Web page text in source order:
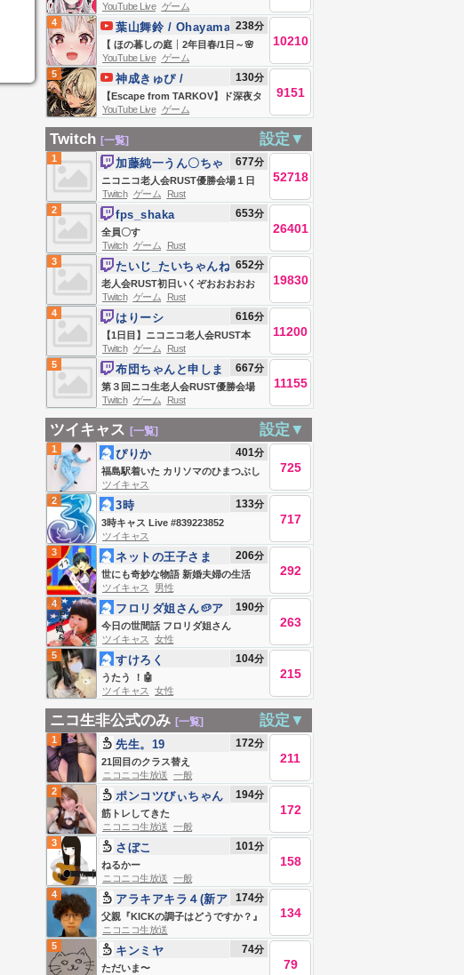
超名作をついに知る！！ドラゴンボ
ールの世界にいくぞおおおおおおお
おおお【にじさんじ所属 ／ 石神のぞ
み】
Nozomi【にじさん
じ】
YouTube Live ゲーム
4
【 ほの暮しの庭┊︎2年目春/1日～🌸
】ストーリークリアまで！少し不穏
なスローライフ！？王覇山、入村
😨。（ 暮らし、ときどき、―― ）【
注意 】
葉山舞鈴 / Ohayama
Ch.
238分
10210
YouTube Live ゲーム
5
【Escape from TARKOV】ド深夜タ
ルコフアレルギーはよ見つけたい
【ぶいすぽっ！/神成きゅぴ】
神成きゅぴ /
Kaminari Qpi
130分
9151
YouTube Live ゲーム
Twitch [一覧] 設定▼
1
ニコニコ老人会RUST優勝会場１日
目
加藤純一うん〇ちゃ
ん
677分
52718
Twitch ゲーム
Rust
2
全員〇す
fps_shaka 653分
26401
Twitch ゲーム
Rust
3
老人会RUST初日いくぞおおおおお
おおおおお
たいじ_たいちゃんね
る
652分
19830
Twitch ゲーム
Rust
4
【1日目】ニコニコ老人会RUST本
番、ソロで優勝＆MVPを目指す男
はりーシ 616分
11200
Twitch ゲーム
Rust
5
第３回ニコ生老人会RUST優勝会場
お布団ちゃん、う〇ちちゃん、恭ち
ゃん、キズナ
布団ちゃんと申しま
す
667分
11155
Twitch ゲーム Rust
ツイキャス [一覧] 設定▼
1
福島駅着いた カリソマのひまつぶし
ぴりか 401分
725
ツイキャス
2
3時キャス Live #839223852
3時 133分
717
ツイキャス
3
世にも奇妙な物語 新婚夫婦の生活
ネットの王子さま
(笑)
206分
292
ツイキャス
男性
4
今日の世間話 フロリダ姐さん
フロリダ姐さん🥔ア
メリカンばばあ
190分
263
ツイキャス
女性
5
うたう ！🤖
すけろく 104分
215
ツイキャス 女性
ニコ生非公式のみ [一覧] 設定▼
1
21回目のクラス替え
先生。19 172分
211
ニコニコ生放送 一般
2
筋トレしてきた
ポンコツびぃちゃん
(無敵)
194分
172
ニコニコ生放送 一般
3
ねるかー
さぼこ 101分
158
ニコニコ生放送 一般
4
父親『KICKの調子はどうですか？』
アラキアキラ４(新ア
カウント)
174分
134
ニコニコ生放送
5
ただいま〜
キンミヤ 74分
79